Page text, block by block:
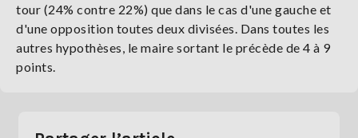
tour (24% contre 22%) que dans le cas d'une gauche et
d'une opposition toutes deux divisées. Dans toutes les
autres hypothèses, le maire sortant le précède de 4 à 9
points.